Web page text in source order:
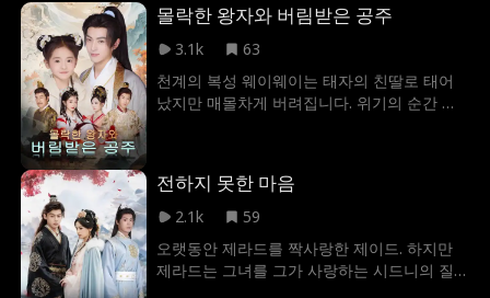
몰락한 왕자와 버림받은 공주
3.1k
63
천계의 복성 웨이웨이는 태자의 친딸로 태어
났지만 매몰차게 버려집니다. 위기의 순간 조
는 가짜 복녀를 내세워 권력을 노리지만 결국
탄로 나고 한왕은 황제에 오릅니다. 웨이웨이
기적을 만나보세요!
전하지 못한 마음
2.1k
59
오랫동안 제라드를 짝사랑한 제이드. 하지만
제라드는 그녀를 그가 사랑하는 시드니의 질